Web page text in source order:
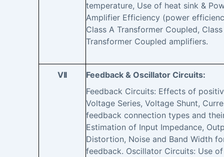
temperature, Use of heat sink &
Amplifier Efficiency (power
Class A Transformer Coupled,
Transformer Coupled amplifiers.
VII
Feedback & Oscillator Circuits:
Feedback Circuits: Effects of
Voltage Series, Voltage Shunt,
feedback connection types and
Estimation of Input Impedance,
Distortion, Noise and Band Width
feedback. Oscillator Circuits: Use